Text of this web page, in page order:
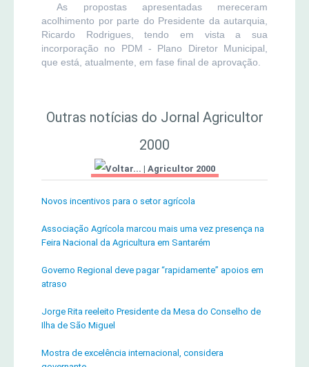
As propostas apresentadas mereceram
acolhimento por parte do Presidente da autarquia,
Ricardo Rodrigues, tendo em vista a sua
incorporação no PDM - Plano Diretor Municipal,
que está, atualmente, em fase final de aprovação.
Outras notícias do Jornal Agricultor
2000
| Agricultor 2000
Novos incentivos para o setor agrícola
Associação Agrícola marcou mais uma vez presença na
Feira Nacional da Agricultura em Santarém
Governo Regional deve pagar “rapidamente” apoios em
atraso
Jorge Rita reeleito Presidente da Mesa do Conselho de
Ilha de São Miguel
Mostra de excelência internacional, considera